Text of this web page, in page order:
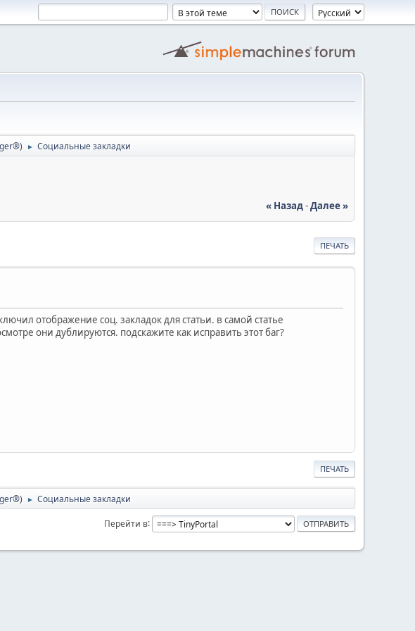
) ► Социальные закладки
« Назад-Далее »
ПЕЧАТЬ
отображение соц. закладок для статьи. в самой статье
они дублируются. подскажите как исправить этот баг?
ПЕЧАТЬ
) ► Социальные закладки
Перейти в